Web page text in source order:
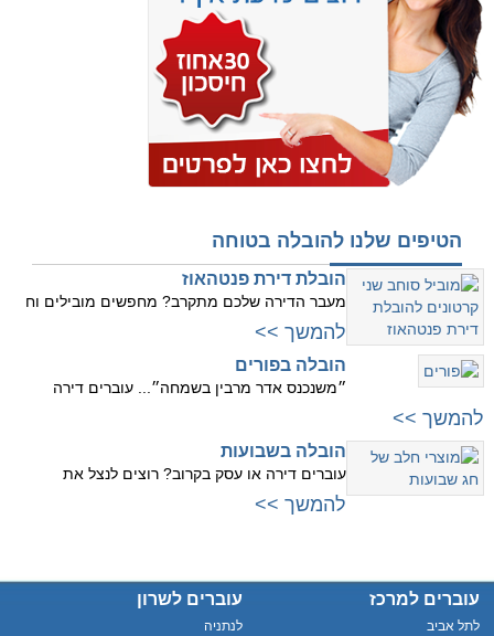
הטיפים שלנו להובלה בטוחה
הובלת דירת פנטהאוז
מעבר הדירה שלכם מתקרב? מחפשים מובילים וח
להמשך >>
הובלה בפורים
״משנכנס אדר מרבין בשמחה״... עוברים דירה
להמשך >>
הובלה בשבועות
עוברים דירה או עסק בקרוב? רוצים לנצל את
להמשך >>
עוברים למרכז
לתל אביב
עוברים לשרון
לנתניה